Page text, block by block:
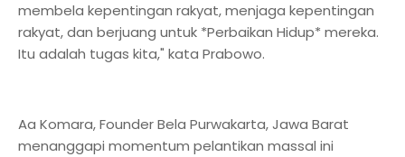
membela kepentingan rakyat, menjaga kepentingan
rakyat, dan berjuang untuk *Perbaikan Hidup* mereka.
Itu adalah tugas kita," kata Prabowo.
Aa Komara, Founder Bela Purwakarta, Jawa Barat
menanggapi momentum pelantikan massal ini